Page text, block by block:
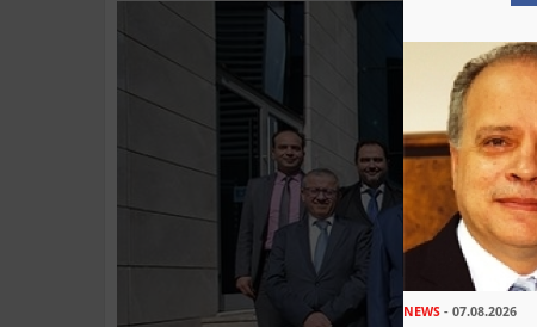
NEWS - 07.08.2026